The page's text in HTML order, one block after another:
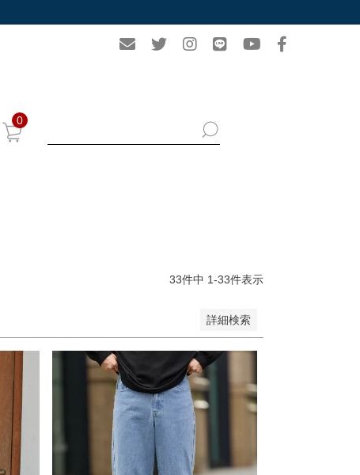
0
33件中 1-33件表示
詳細検索